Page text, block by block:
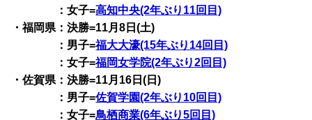
：女子=高知中央(2年ぶり11回目)
・福岡県：決勝=11月8日(土)
：男子=福大大濠(15年ぶり14回目)
：女子=福岡女学院(2年ぶり2回目)
・佐賀県：決勝=11月16日(日)
：男子=佐賀学園(2年ぶり10回目)
：女子=鳥栖商業(6年ぶり5回目)